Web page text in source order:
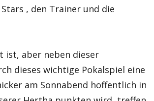
, den Trainer und die
ist, aber neben dieser
dieses wichtige Pokalspiel eine
am Sonnabend hoffentlich in